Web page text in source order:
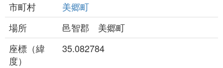
市町村
美郷町
場所
邑智郡 美郷町
座標（緯
度）
35.082784